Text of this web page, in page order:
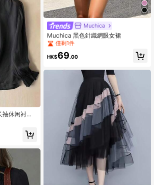
袖休闲衬
Muchica
Muchica 黑色針織網眼女裙
僅剩1件
HK$69.00